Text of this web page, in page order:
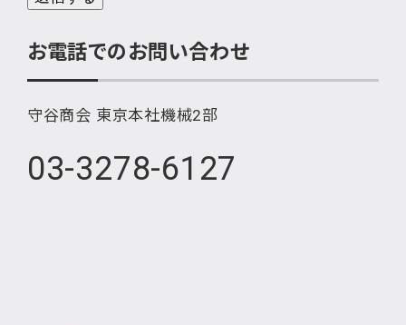
お電話でのお問い合わせ
守谷商会 東京本社機械2部
03-3278-6127